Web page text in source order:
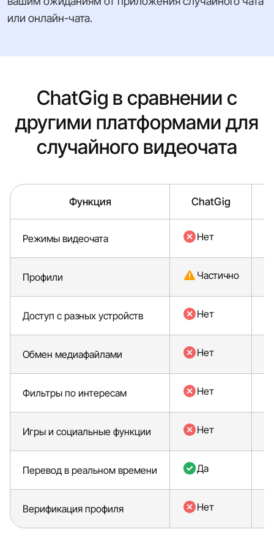
или онлайн-чата.
ChatGig в сравнении с
другими платформами для
случайного видеочата
Функция ChatGig
Режимы видеочата Нет
Профили Частично
Доступ с разных устройств Нет
Обмен медиафайлами Нет
Фильтры по интересам Нет
Игры и социальные функции Нет
Перевод в реальном времени Да
Верификация профиля Нет